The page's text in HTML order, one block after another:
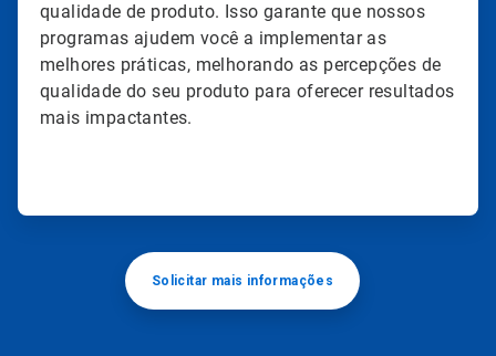
qualidade de produto. Isso garante que nossos
programas ajudem você a implementar as
melhores práticas, melhorando as percepções de
qualidade do seu produto para oferecer resultados
mais impactantes.
Solicitar mais informações